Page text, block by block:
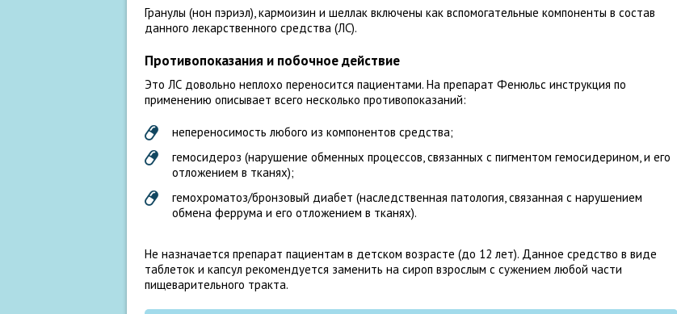
Гранулы (нон пэриэл), кармоизин и шеллак включены как вспомогательные компоненты в состав
данного лекарственного средства (ЛС).
Противопоказания и побочное действие
Это ЛС довольно неплохо переносится пациентами. На препарат Фенюльс инструкция по
применению описывает всего несколько противопоказаний:
непереносимость любого из компонентов средства;
гемосидероз (нарушение обменных процессов, связанных с пигментом гемосидерином, и его
отложением в тканях);
гемохроматоз/бронзовый диабет (наследственная патология, связанная с нарушением
обмена феррума и его отложением в тканях).
Не назначается препарат пациентам в детском возрасте (до 12 лет). Данное средство в виде
таблеток и капсул рекомендуется заменить на сироп взрослым с сужением любой части
пищеварительного тракта.